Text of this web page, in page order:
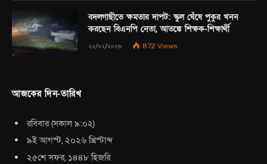
বদলগাছীতে ক্ষমতার দাপট: স্কুল ঘেঁষে পুকুর খনন
করছেন বিএনপি নেতা, আতঙ্কে শিক্ষক-শিক্ষার্থী
২২/০২/২০২৬ 872 Views
আজকের দিন-তারিখ
রবিবার(সকাল ৯:০২)
৯ই আগস্ট, ২০২৬ খ্রিস্টাব্দ
২৫শে সফর, ১৪৪৮ হিজরি